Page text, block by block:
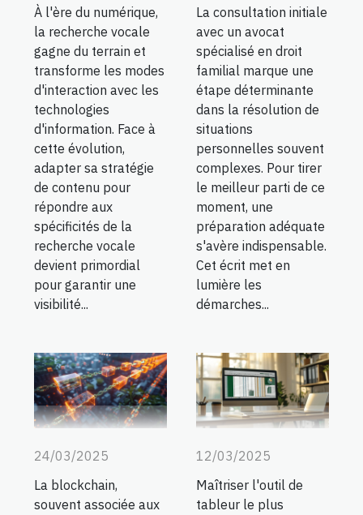
À l'ère du numérique,
la recherche vocale
gagne du terrain et
transforme les modes
d'interaction avec les
technologies
d'information. Face à
cette évolution,
adapter sa stratégie
de contenu pour
répondre aux
spécificités de la
recherche vocale
devient primordial
pour garantir une
visibilité...
La consultation initiale
avec un avocat
spécialisé en droit
familial marque une
étape déterminante
dans la résolution de
situations
personnelles souvent
complexes. Pour tirer
le meilleur parti de ce
moment, une
préparation adéquate
s'avère indispensable.
Cet écrit met en
lumière les
démarches...
24/03/2025
La blockchain,
souvent associée aux
12/03/2025
Maîtriser l'outil de
tableur le plus